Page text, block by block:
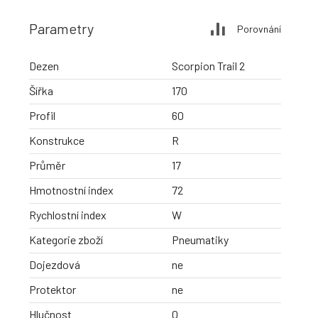
Parametry Porovnání
Dezen
Scorpion Trail 2
Šířka
170
Profil
60
Konstrukce
R
Průměr
17
Hmotnostní index
72
Rychlostní index
W
Kategorie zboží
Pneumatiky
Dojezdová
ne
Protektor
ne
Hlučnost
0